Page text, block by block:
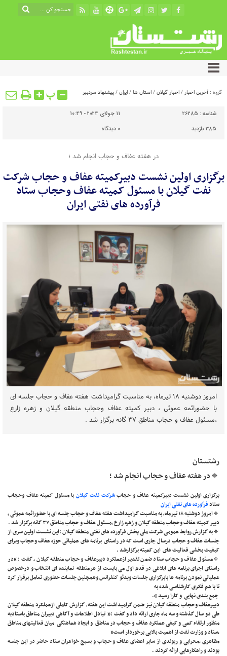
گروه : آخرین اخبار/اخبار گیلان/استان ها/ایران/پیشنهاد سردبیر پ
شناسه : 26285
11 جولای 2024 - 10:49
385 بازدید
0 دیدگاه
در هفته عفاف و حجاب انجام شد ؛
برگزاری اولین نشست دبیرکمیته عفاف و حجاب شرکت
نفت گیلان با مسئول کمیته عفاف وحجاب ستاد
فرآورده های نفتی ایران
امروز دوشنبه ۱۸ تیرماه، به مناسبت گرامیداشت هفته عفاف و حجاب جلسه ای
با حضورائمه عموئی ، دبیر کمیته عفاف وحجاب منطقه گیلان و زهره زارع
،مسئول عفاف و حجاب مناطق ۳۷ گانه برگزار شد .
رشتستان
🔹در هفته عفاف و حجاب انجام شد ؛
برگزاری اولین نشست دبیرکمیته عفاف و حجابشرکت نفت گیلان با مسئول کمیته عفاف وحجاب
ستادفرآورده های نفتی ایران
🔹امروز دوشنبه ۱۸ تیرماه، به مناسبت گرامیداشت هفته عفاف و حجاب جلسه ای با حضورائمه عموئی ،
دبیر کمیته عفاف وحجاب منطقه گیلان و زهره زارع ،مسئول عفاف و حجاب مناطق ۳۷ گانه برگزار شد .
🔹به گزارش روابط عمومی شرکت ملی پخش فرآورده های نفتی منطقه گیلان :این نشست اولین سری از
جلسات عفاف و حجاب درسال جاری است که در راستای برنامه های عملیاتی حوزه عفاف وحجاب وبرای
کیفیت بخشی فعالیت های این کمیته برگزارشد .
🔹مسئول عفاف و حجاب ستاد ضمن تقدیر ازعملکرد دبیرعفاف و حجاب منطقه گیلان ، گفت : “در
راستای اجرای برنامه های ابلاغی در قدم اول می بایست از هرمنطقه نماینده ای انتخاب و درخصوص
عملیاتی نمودن برنامه ها بابرگزاری جلسات ویدئو کنفرانس وهمچنین جلسات حضوری تعامل برقرار کرد
تا با هم فکری کارشناسی شده به
جمع بندی نهایی و کارا رسید “.
دبیرعفاف وحجاب منطقه گیلان نیز ضمن گرامیداشت این هفته، گزارش کاملی ازعملکرد منطقه گیلان
طی دو سال گذشته و سه ماه جاری ارائه داد و گفت :” تبادل اطلاعات و آگاهی دبیران مناطق باستادبه
منظور ارتقاء کمی و کیفی عملکرد عفاف و حجاب در مناطق و ایجاد هماهنگی میان فعالیتهای مناطق
,ستاد و وزارت نفت از اهمیت بالایی برخوردار است”
مظاهری ،محرابی و ریوندی از سایر اعضای عفاف و حجاب و بسیج خواهران ستاد حاضر در این جلسه
بودند و راهکارهایی ارائه کردند .